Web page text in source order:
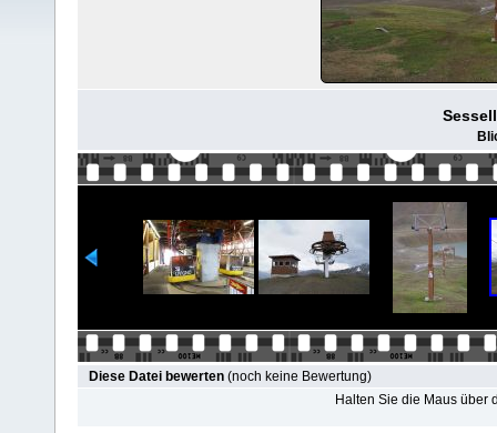
Diese Datei bewerten (noch keine Bewertung)
Halten Sie die Maus über